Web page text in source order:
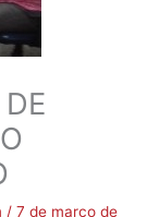
/ 7 de março de